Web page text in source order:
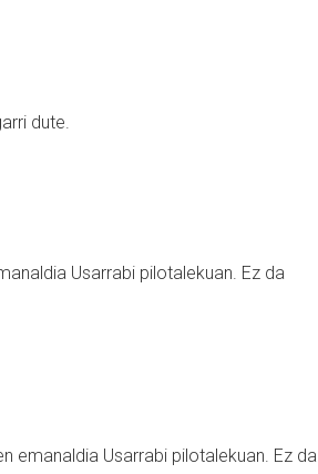
dute.
Usarrabi pilotalekuan. Ez da
emanaldia Usarrabi pilotalekuan. Ez da